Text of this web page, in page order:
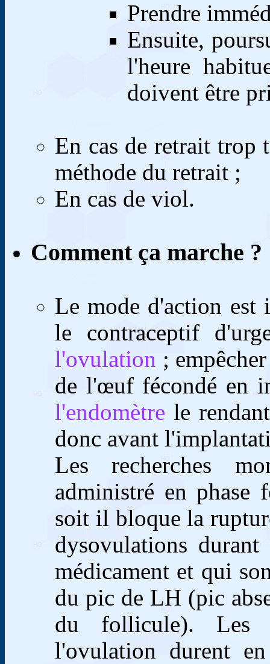
Prendre
Ensuite,
l'heure
doivent être
En cas de retrait trop
méthode du retrait ;
En cas de viol.
Comment ça marche ?
Le mode d'action est
le contraceptif
l'ovulation ;
de l'œuf fécondé en
l'endomètre le
donc avant
Les recherches
administré en
soit il bloque la
dysovulations
médicament et qui
du pic de LH (pic
du follicule). Les
l'ovulation durent